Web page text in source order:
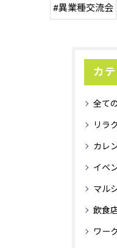
#異業種交流会
カ
全て
リラ
カレ
イベ
マル
飲食
ワー